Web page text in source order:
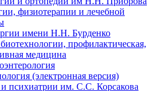
физиотерапии и лечебной
имени Н.Н. Бурденко
профилактическая,
медицина
(электронная версия)
психиатрии им. С.С. Корсакова